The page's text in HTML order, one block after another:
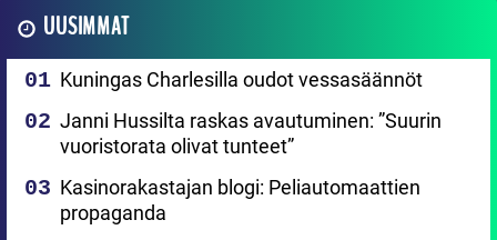
UUSIMMAT
Kuningas Charlesilla oudot vessasäännöt
Janni Hussilta raskas avautuminen: ”Suurin
vuoristorata olivat tunteet”
Kasinorakastajan blogi: Peliautomaattien
propaganda